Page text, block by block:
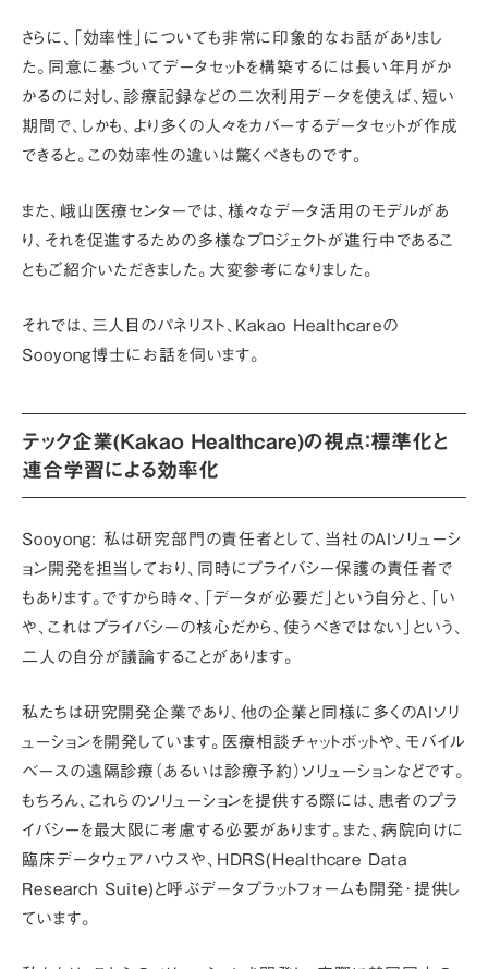
さらに、 「効率性」についても非常に印象的なお話がありまし
た。同意に基づいてデータセットを構築するには長い年月がか
かるのに対し、診療記録などの二次利用データを使えば、短い
期間で、しかも、より多くの人々をカバーするデータセットが作成
できると。この効率性の違いは驚くべきものです。
また、峨山医療センターでは、様々なデータ活用のモデルがあ
り、それを促進するための多様なプロジェクトが進行中であるこ
ともご紹介いただきました。大変参考になりました。
それでは、三人目のパネリスト、Kakao Healthcareの
Sooyong博士にお話を伺います。
テック企業(Kakao Healthcare)の視点：標準化と
連合学習による効率化
Sooyong: 私は研究部門の責任者として、当社のAIソリューシ
ョン開発を担当しており、同時にプライバシー保護の責任者で
もあります。ですから時々、「データが必要だ」という自分と、「い
や、これはプライバシーの核心だから、使うべきではない」という、
二人の自分が議論することがあります。
私たちは研究開発企業であり、他の企業と同様に多くのAIソリ
ューションを開発しています。医療相談チャットボットや、モバイル
ベースの遠隔診療（あるいは診療予約）ソリューションなどです。
もちろん、これらのソリューションを提供する際には、患者のプラ
イバシーを最大限に考慮する必要があります。また、病院向けに
臨床データウェアハウスや、HDRS(Healthcare Data
Research Suite)と呼ぶデータプラットフォームも開発･提供し
ています。